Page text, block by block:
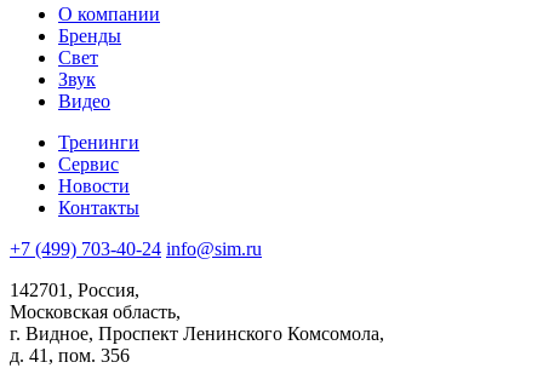
О компании
Бренды
Свет
Звук
Видео
Тренинги
Сервис
Новости
Контакты
+7 (499) 703-40-24 info@sim.ru
142701, Россия,
Московская область,
г. Видное, Проспект Ленинского Комсомола,
д. 41, пом. 356